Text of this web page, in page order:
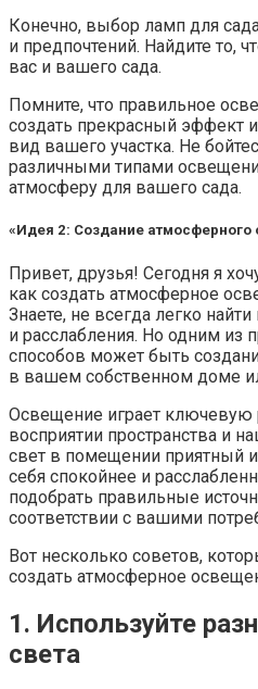
Конечно, выбор ламп для
и предпочтений. Найдите то,
вас и вашего сада.
Помните, что правильное
создать прекрасный эффект
вид вашего участка. Не
различными типами
атмосферу для вашего сада.
«Идея 2: Создание
Привет, друзья! Сегодня я
как создать атмосферное
Знаете, не всегда легко
и расслабления. Но одним из
способов может быть
в вашем собственном доме
Освещение играет ключевую
восприятии пространства и
свет в помещении приятный
себя спокойнее и
подобрать правильные
соответствии с вашими
Вот несколько советов,
создать атмосферное
1. Используйте
света